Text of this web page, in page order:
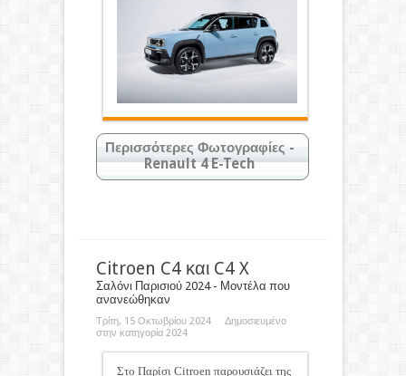
Περισσότερες Φωτογραφίες -
Renault 4 E-Tech
Citroen C4 και C4 X
Σαλόνι Παρισιού 2024 - Μοντέλα που
ανανεώθηκαν
Τρίτη, 15 Οκτωβρίου 2024 Δημοσιευμένο
στην κατηγορία 2024
Στο Παρίσι Citroen παρουσιάζει της